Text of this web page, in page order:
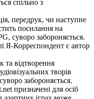
спільно з
передрук, чи наступне
посилання на
суворо забороняється.
Я-Корреспондент є автор
та відтворення
творів
забороняється.
призначені для осіб